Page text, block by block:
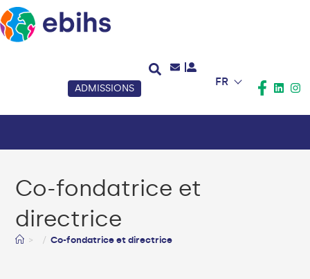
FR
ADMISSIONS
Co-fondatrice et
directrice
> Co-fondatrice et directrice